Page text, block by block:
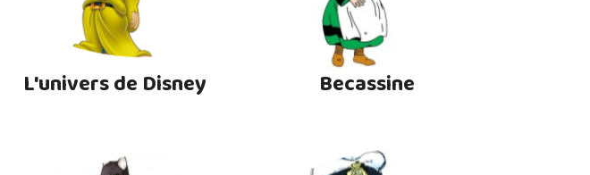
L'univers de Disney Becassine